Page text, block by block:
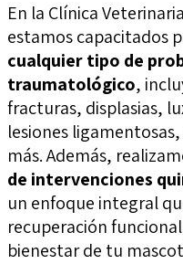
En la Clínica
estamos capacitados
cualquier tipo de
traumatológico,
fracturas, displasias,
lesiones
más. Además,
de intervenciones
un enfoque integral
recuperación
bienestar de tu